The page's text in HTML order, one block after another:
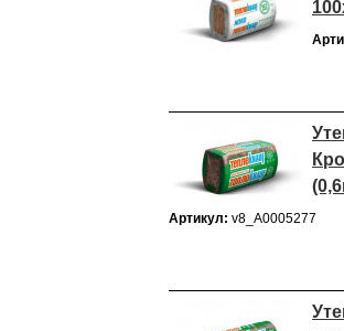
Артикул: v8_А0005277